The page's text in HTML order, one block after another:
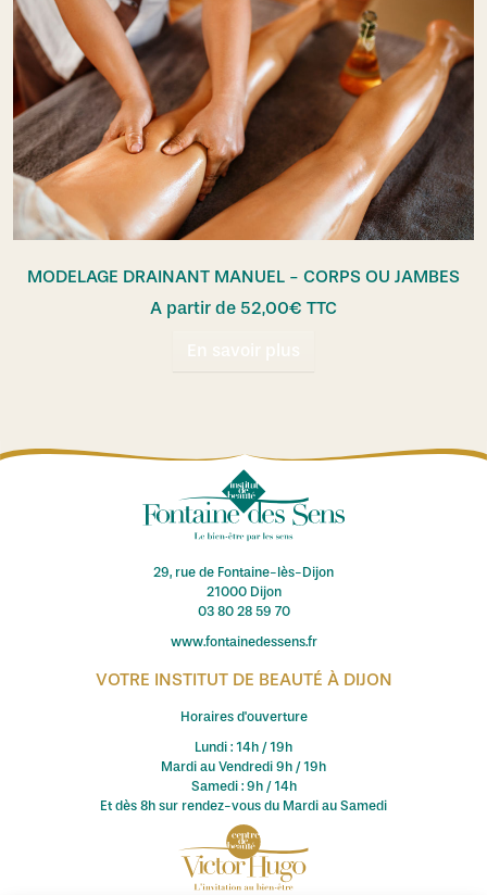
MODELAGE DRAINANT MANUEL - CORPS OU JAMBES
A partir de 52,00€ TTC
En savoir plus
29, rue de Fontaine-lès-Dijon
21000 Dijon
03 80 28 59 70
www.fontainedessens.fr
VOTRE INSTITUT DE BEAUTÉ À DIJON
Horaires d'ouverture
Lundi : 14h / 19h
Mardi au Vendredi 9h / 19h
Samedi : 9h / 14h
Et dès 8h sur rendez-vous du Mardi au Samedi